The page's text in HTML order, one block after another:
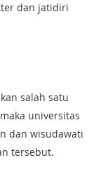
dan jatidiri
salah satu
universitas
dan wisudawati
tersebut.